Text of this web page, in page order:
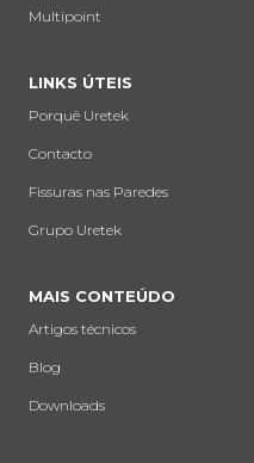
Multipoint
LINKS ÚTEIS
Porquê Uretek
Contacto
Fissuras nas Paredes
Grupo Uretek
MAIS CONTEÚDO
Artigos técnicos
Blog
Downloads